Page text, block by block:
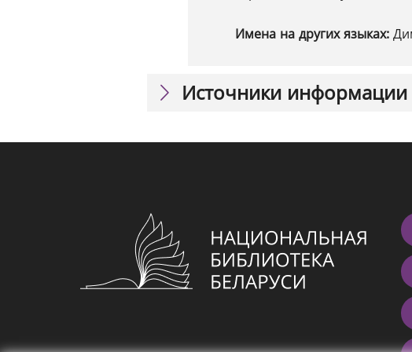
Имена на других языках:
Источники информации